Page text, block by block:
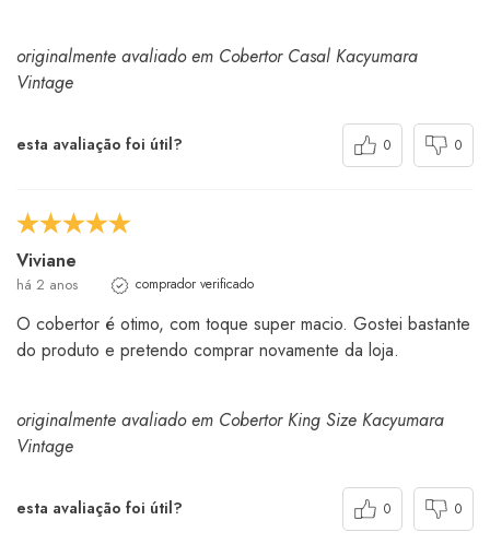
originalmente avaliado em Cobertor Casal Kacyumara
Vintage
esta avaliação foi útil? 0 0
Viviane
há 2 anos comprador verificado
O cobertor é otimo, com toque super macio. Gostei bastante
do produto e pretendo comprar novamente da loja.
originalmente avaliado em Cobertor King Size Kacyumara
Vintage
esta avaliação foi útil? 0 0